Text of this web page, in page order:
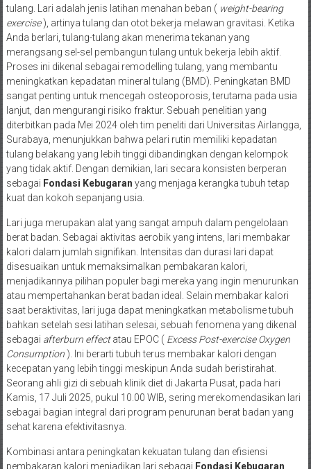
tulang. Lari adalah jenis latihan menahan beban ( weight-bearing
exercise), artinya tulang dan otot bekerja melawan gravitasi. Ketika
Anda berlari, tulang-tulang akan menerima tekanan yang
merangsang sel-sel pembangun tulang untuk bekerja lebih aktif.
Proses ini dikenal sebagai remodelling tulang, yang membantu
meningkatkan kepadatan mineral tulang (BMD). Peningkatan BMD
sangat penting untuk mencegah osteoporosis, terutama pada usia
lanjut, dan mengurangi risiko fraktur. Sebuah penelitian yang
diterbitkan pada Mei 2024 oleh tim peneliti dari Universitas Airlangga,
Surabaya, menunjukkan bahwa pelari rutin memiliki kepadatan
tulang belakang yang lebih tinggi dibandingkan dengan kelompok
yang tidak aktif. Dengan demikian, lari secara konsisten berperan
sebagai Fondasi Kebugaran yang menjaga kerangka tubuh tetap
kuat dan kokoh sepanjang usia.
Lari juga merupakan alat yang sangat ampuh dalam pengelolaan
berat badan. Sebagai aktivitas aerobik yang intens, lari membakar
kalori dalam jumlah signifikan. Intensitas dan durasi lari dapat
disesuaikan untuk memaksimalkan pembakaran kalori,
menjadikannya pilihan populer bagi mereka yang ingin menurunkan
atau mempertahankan berat badan ideal. Selain membakar kalori
saat beraktivitas, lari juga dapat meningkatkan metabolisme tubuh
bahkan setelah sesi latihan selesai, sebuah fenomena yang dikenal
sebagai afterburn effectatau EPOC ( Excess Post-exercise Oxygen
Consumption). Ini berarti tubuh terus membakar kalori dengan
kecepatan yang lebih tinggi meskipun Anda sudah beristirahat.
Seorang ahli gizi di sebuah klinik diet di Jakarta Pusat, pada hari
Kamis, 17 Juli 2025, pukul 10.00 WIB, sering merekomendasikan lari
sebagai bagian integral dari program penurunan berat badan yang
sehat karena efektivitasnya.
Kombinasi antara peningkatan kekuatan tulang dan efisiensi
pembakaran kalori menjadikan lari sebagai Fondasi Kebugaran